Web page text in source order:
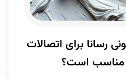
رسانا برای اتصالات
مناسب است؟